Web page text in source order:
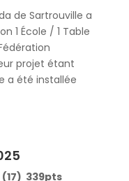
de Sartrouville a
1 École / 1 Table
projet étant
a été installée
(17) 339pts